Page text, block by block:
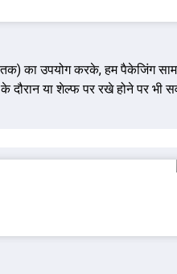
का उपयोग करके, हम पैकेजिंग
या शेल्फ पर रखे होने पर भी